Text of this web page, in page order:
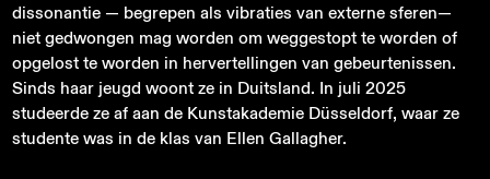
dissonantie — begrepen als vibraties van externe sferen—
niet gedwongen mag worden om weggestopt te worden of
opgelost te worden in hervertellingen van gebeurtenissen.
Sinds haar jeugd woont ze in Duitsland. In juli 2025
studeerde ze af aan de Kunstakademie Düsseldorf, waar ze
studente was in de klas van Ellen Gallagher.